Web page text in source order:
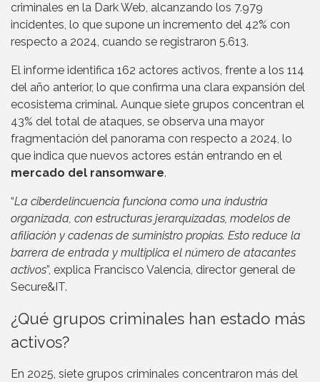
criminales en la Dark Web, alcanzando los 7.979
incidentes, lo que supone un incremento del 42% con
respecto a 2024, cuando se registraron 5.613.
El informe identifica 162 actores activos, frente a los 114
del año anterior, lo que confirma una clara expansión del
ecosistema criminal. Aunque siete grupos concentran el
43% del total de ataques, se observa una mayor
fragmentación del panorama con respecto a 2024, lo
que indica que nuevos actores están entrando en el
mercado del ransomware.
“La ciberdelincuencia funciona como una industria
organizada, con estructuras jerarquizadas, modelos de
afiliación y cadenas de suministro propias. Esto reduce la
barrera de entrada y multiplica el número de atacantes
activos”, explica Francisco Valencia, director general de
Secure&IT.
¿Qué grupos criminales han estado más
activos?
En 2025, siete grupos criminales concentraron más del